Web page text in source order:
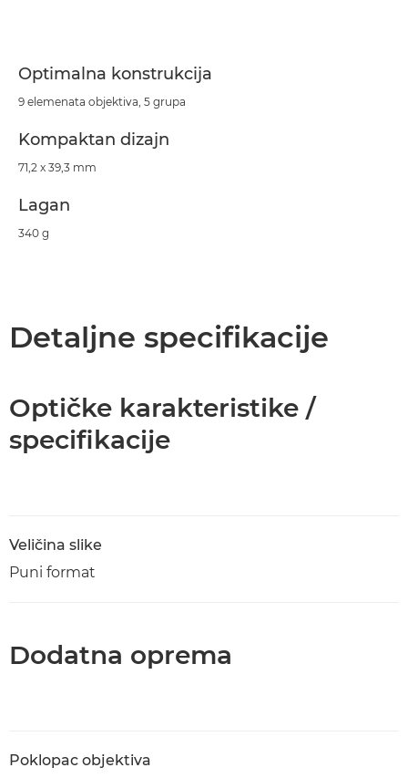
Optimalna konstrukcija
9 elemenata objektiva, 5 grupa
Kompaktan dizajn
71,2 x 39,3 mm
Lagan
340 g
Detaljne specifikacije
Optičke karakteristike /
specifikacije
Veličina slike
Puni format
Dodatna oprema
Poklopac objektiva